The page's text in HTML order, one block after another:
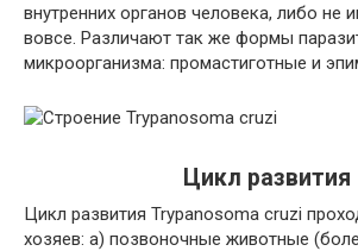
внутренних органов человека, либо не
вовсе. Различают так же формы
микроорганизма: промастиготные и
Цикл развития
Цикл развития Trypanosoma cruzi
хозяев: а) позвоночные животные